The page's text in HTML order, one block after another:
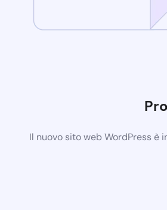
Il nuovo sito web WordPress è